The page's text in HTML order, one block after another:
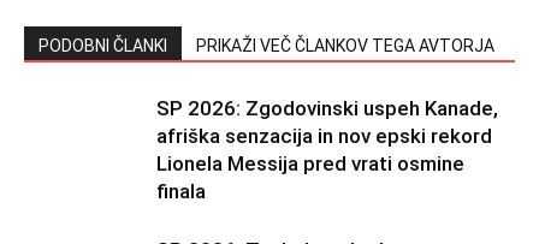
PODOBNI ČLANKI PRIKAŽI VEČ ČLANKOV TEGA AVTORJA
SP 2026: Zgodovinski uspeh Kanade,
afriška senzacija in nov epski rekord
Lionela Messija pred vrati osmine
finala